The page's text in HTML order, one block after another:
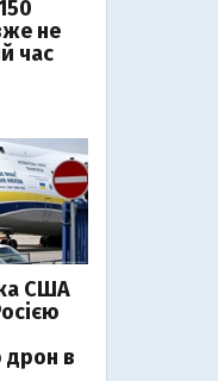
не
час
США
дрон в